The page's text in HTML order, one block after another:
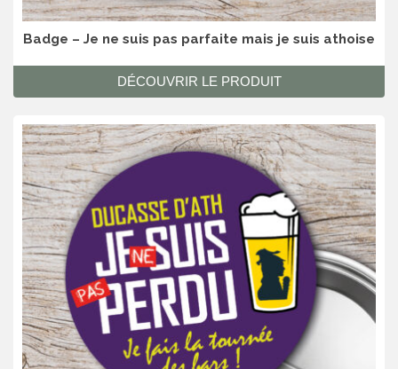
Badge – Je ne suis pas parfaite mais je suis athoise
DÉCOUVRIR LE PRODUIT